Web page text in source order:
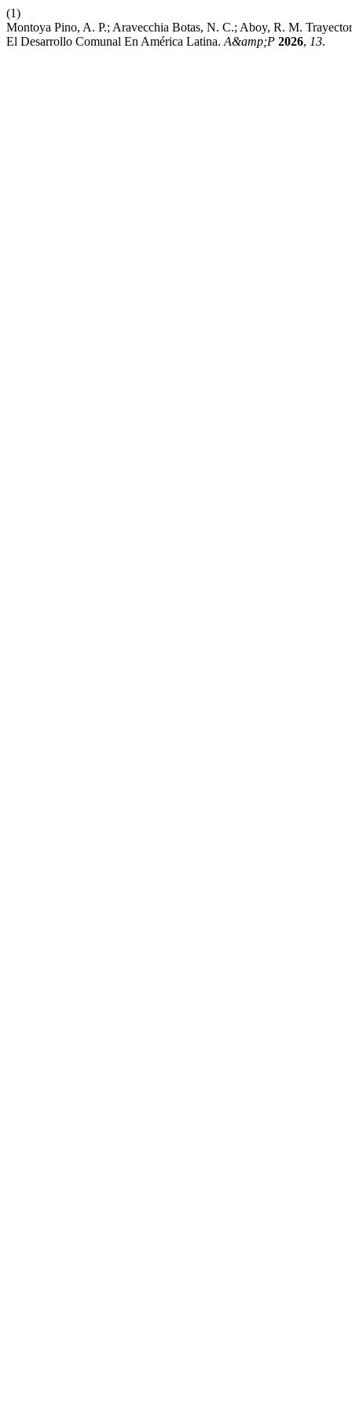
(1)
Montoya Pino, A. P.; Aravecchia Botas, N. C.; Aboy, R. M.
El Desarrollo Comunal En América Latina. A&amp;P 2026, 13.